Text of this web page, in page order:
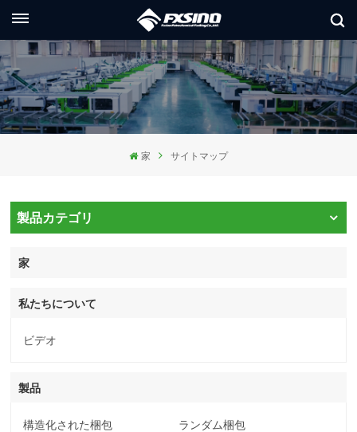
家 サイトマップ
製品カテゴリ
家
私たちについて
ビデオ
製品
構造化された梱包 ランダム梱包